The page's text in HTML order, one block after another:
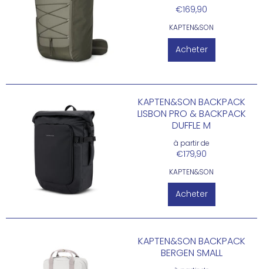
€169,90
KAPTEN&SON
Acheter
KAPTEN&SON BACKPACK
LISBON PRO & BACKPACK
DUFFLE M
à partir de
€179,90
KAPTEN&SON
Acheter
KAPTEN&SON BACKPACK
BERGEN SMALL